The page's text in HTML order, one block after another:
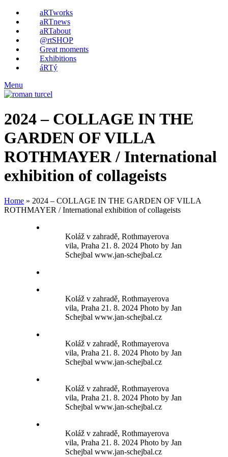
aRTworks
aRTnews
aRTabout
@rtSHOP
Great moments
Exhibitions
áRTý
Menu
2024 – COLLAGE IN THE
GARDEN OF VILLA
ROTHMAYER / International
exhibition of collageists
Home » 2024 – COLLAGE IN THE GARDEN OF VILLA
ROTHMAYER / International exhibition of collageists
Koláž v zahradě, Rothmayerova
vila, Praha 21. 8. 2024 Photo by Jan
Schejbal www.jan-schejbal.cz
Koláž v zahradě, Rothmayerova
vila, Praha 21. 8. 2024 Photo by Jan
Schejbal www.jan-schejbal.cz
Koláž v zahradě, Rothmayerova
vila, Praha 21. 8. 2024 Photo by Jan
Schejbal www.jan-schejbal.cz
Koláž v zahradě, Rothmayerova
vila, Praha 21. 8. 2024 Photo by Jan
Schejbal www.jan-schejbal.cz
Koláž v zahradě, Rothmayerova
vila, Praha 21. 8. 2024 Photo by Jan
Schejbal www.jan-schejbal.cz